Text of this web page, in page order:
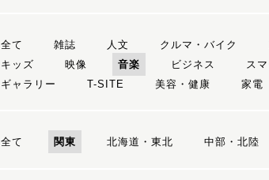
全て 雑誌 人文 クルマ・バイク
キッズ
映像 音楽 ビジネス ス
ギャラリー
T-SITE 美容・健康 家電
全て 関東 北海道・東北 中部・北陸